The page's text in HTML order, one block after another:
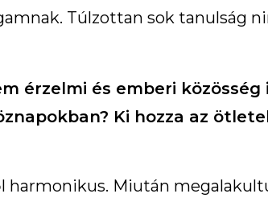
Túlzottan sok tanulság
érzelmi és emberi közösség
Ki hozza az
harmonikus. Miután